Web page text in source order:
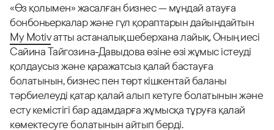
«Өз қолымен» жасалған бизнес — мұндай атауға
бонбоньеркалар және гүл қораптарын дайындайтын
My Motivатты астаналық шеберхана лайық. Оның иесі
Сайина Тайгозина-Давыдова өзіне өзі жұмыс істеуді
қолдаусыз және қаражатсыз қалай бастауға
болатынын, бизнес пен төрт кішкентай баланы
тәрбиелеуді қатар қалай алып кетуге болатынын және
есту кемістігі бар адамдарға жұмысқа тұруға қалай
көмектесуге болатынын айтып берді.